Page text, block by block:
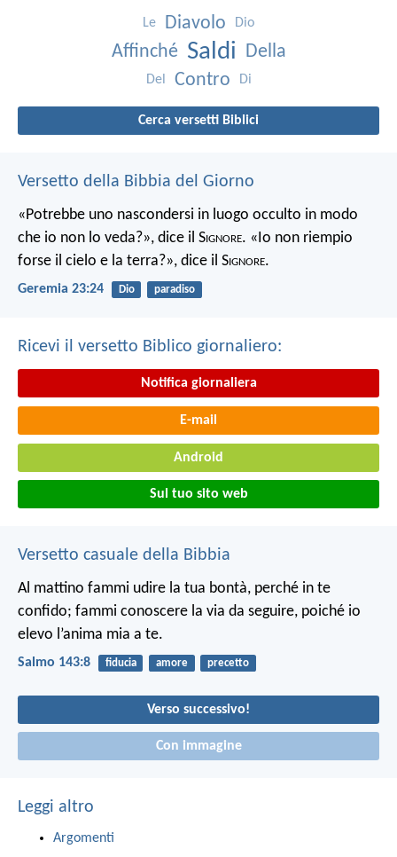
Le Diavolo Dio
Affinché Saldi Della
Del Contro Di
Cerca versetti Biblici
Versetto della Bibbia del Giorno
«Potrebbe uno nascondersi in luogo occulto in modo
che io non lo veda?», dice il Signore. «Io non riempio
forse il cielo e la terra?», dice il Signore.
Geremia 23:24 Dio paradiso
Ricevi il versetto Biblico giornaliero:
Notifica giornaliera
E-mail
Android
Sul tuo sito web
Versetto casuale della Bibbia
Al mattino fammi udire la tua bontà, perché in te
confido; fammi conoscere la via da seguire, poiché io
elevo l’anima mia a te.
Salmo 143:8 fiducia amore precetto
Verso successivo!
Con immagine
Leggi altro
Argomenti